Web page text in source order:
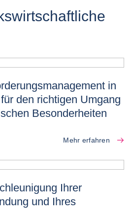
in
den richtigen Umgang
Besonderheiten
Mehr erfahren
Ihrer
und Ihres